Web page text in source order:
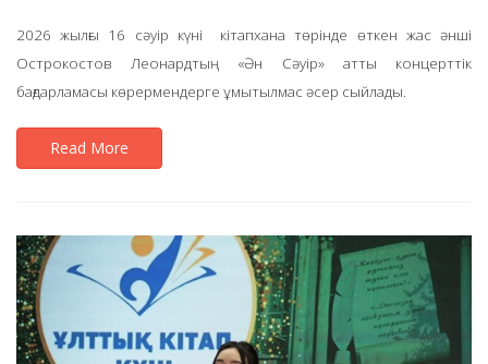
2026 жылғы 16 сәуір күні кітапхана төрінде өткен жас әнші
Острокостов Леонардтың «Ән Сәуір» атты концерттік
бағдарламасы көрермендерге ұмытылмас әсер сыйлады.
Read More